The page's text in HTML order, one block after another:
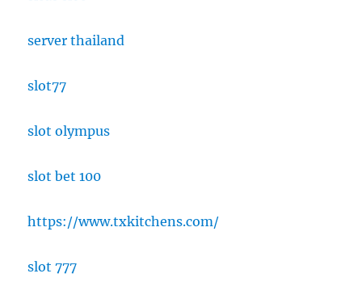
server thailand
slot77
slot olympus
slot bet 100
https://www.txkitchens.com/
slot 777